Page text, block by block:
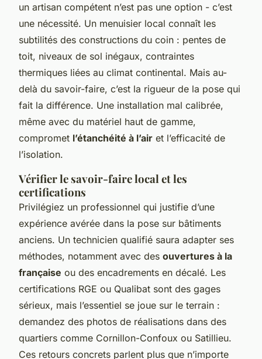
un artisan compétent n’est pas une option - c’est
une nécessité. Un menuisier local connaît les
subtilités des constructions du coin : pentes de
toit, niveaux de sol inégaux, contraintes
thermiques liées au climat continental. Mais au-
delà du savoir-faire, c’est la rigueur de la pose qui
fait la différence. Une installation mal calibrée,
même avec du matériel haut de gamme,
compromet l’étanchéité à l’air et l’efficacité de
l’isolation.
Vérifier le savoir-faire local et les
certifications
Privilégiez un professionnel qui justifie d’une
expérience avérée dans la pose sur bâtiments
anciens. Un technicien qualifié saura adapter ses
méthodes, notamment avec des ouvertures à la
française ou des encadrements en décalé. Les
certifications RGE ou Qualibat sont des gages
sérieux, mais l’essentiel se joue sur le terrain :
demandez des photos de réalisations dans des
quartiers comme Cornillon-Confoux ou Satillieu.
Ces retours concrets parlent plus que n’importe